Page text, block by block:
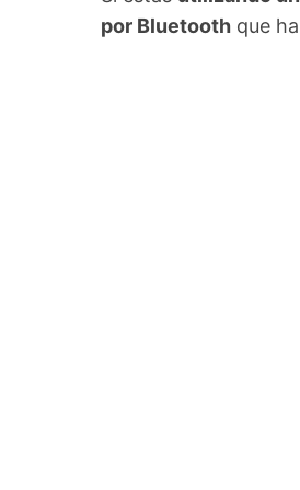
por Bluetooth que